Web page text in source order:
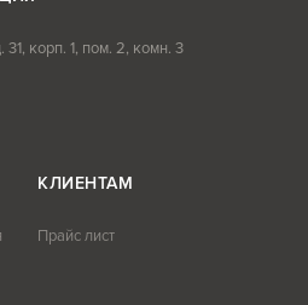
корп. 1, пом. 2, комн. 3
КЛИЕНТАМ
Прайс лист